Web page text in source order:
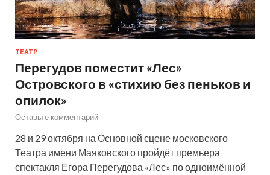
ТЕАТР
Перегудов поместит «Лес»
Островского в «стихию без пеньков и
опилок»
Оставьте комментарий
28 и 29 октября на Основной сцене московского
Театра имени Маяковского пройдёт премьера
спектакля Егора Перегудова «Лес» по одноимённой